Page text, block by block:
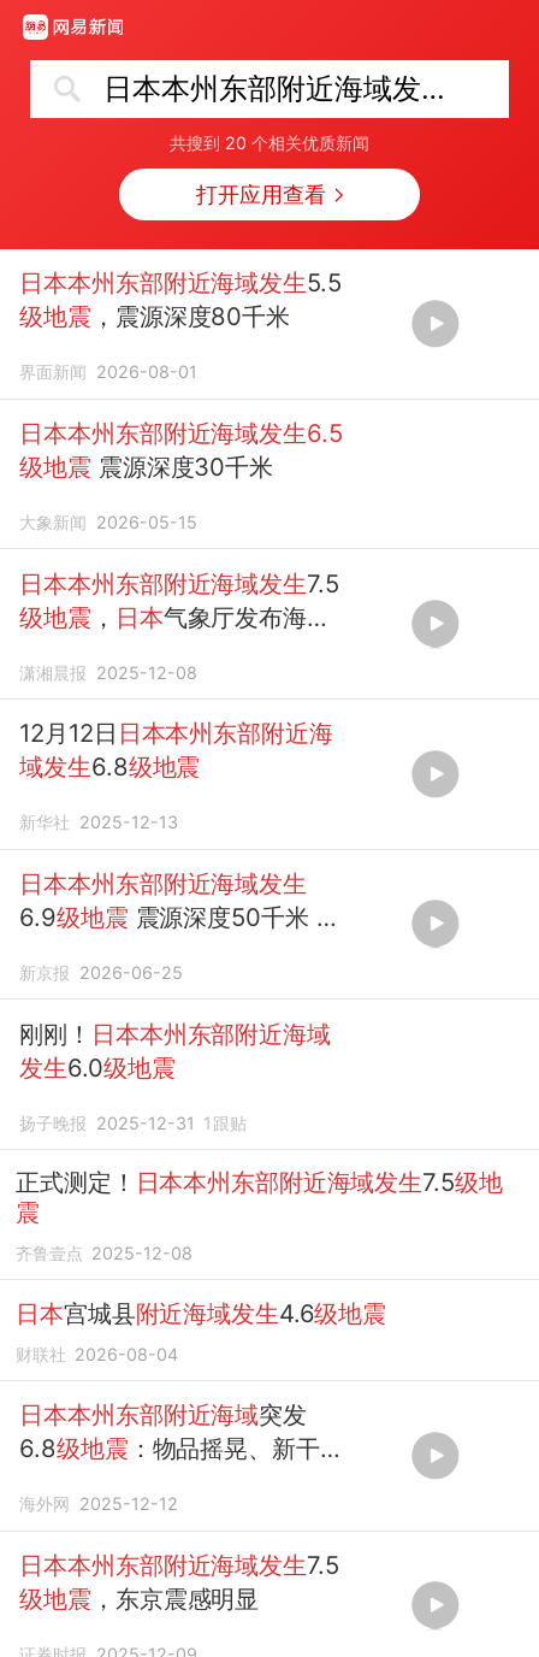
日本本州东部附近海域发生6.5级地震
共搜到 20 个相关优质新闻
打开应用查看
日本本州东部附近海域发生5.5
级地震 ，震源深度80千米
界面新闻 2026-08-01
日本本州东部附近海域发生6.5
级地震 震源深度30千米
大象新闻 2026-05-15
日本本州东部附近海域发生7.5
级地震 ， 日本气象厅发布海啸
潇湘晨报 2025-12-08
12月12日 日本本州东部附近海
域发生6.8级地震
新华社 2025-12-13
日本本州东部附近海域发生
6.9级地震 震源深度50千米 东
新京报 2026-06-25
刚刚！ 日本本州东部附近海域
发生6.0级地震
扬子晚报 2025-12-31 1 跟贴
正式测定！ 日本本州东部附近海域发生7.5级地
震
齐鲁壹点 2025-12-08
日本宫城县附近海域发生4.6级地震
财联社 2026-08-04
日本本州东部附近海域突发
6.8级地震 ：物品摇晃、新干
海外网 2025-12-12
日本本州东部附近海域发生7.5
级地震 ，东京震感明显